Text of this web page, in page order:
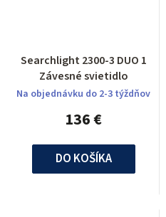
Searchlight 2300-3 DUO 1
Závesné svietidlo
Na objednávku do 2-3 týždňov
136 €
DO KOŠÍKA